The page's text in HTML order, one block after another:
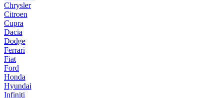
Chrysler
Citroen
Cupra
Dacia
Dodge
Ferrari
Fiat
Ford
Honda
Hyundai
Infiniti